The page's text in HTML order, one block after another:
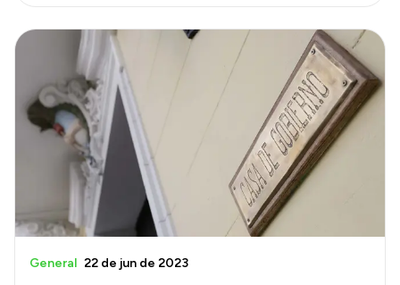
General 22 de jun de 2023